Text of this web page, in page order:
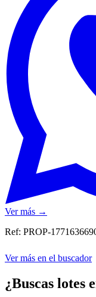
Ver más →
Ref: PROP-
Ver más en el buscador
¿Buscas lotes